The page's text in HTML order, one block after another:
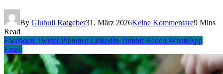
By Glubuli Ratgeber31. März 2026Keine Kommentare9 Mins
Read
Facebook Twitter Pinterest LinkedIn Tumblr Reddit WhatsApp
Email